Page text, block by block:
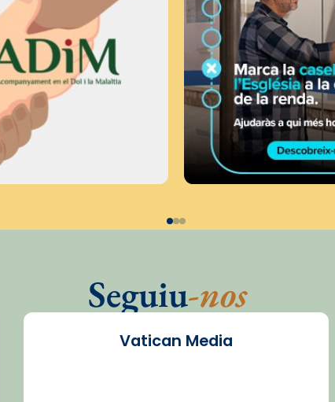
Seguiu-nos
Vatican Media